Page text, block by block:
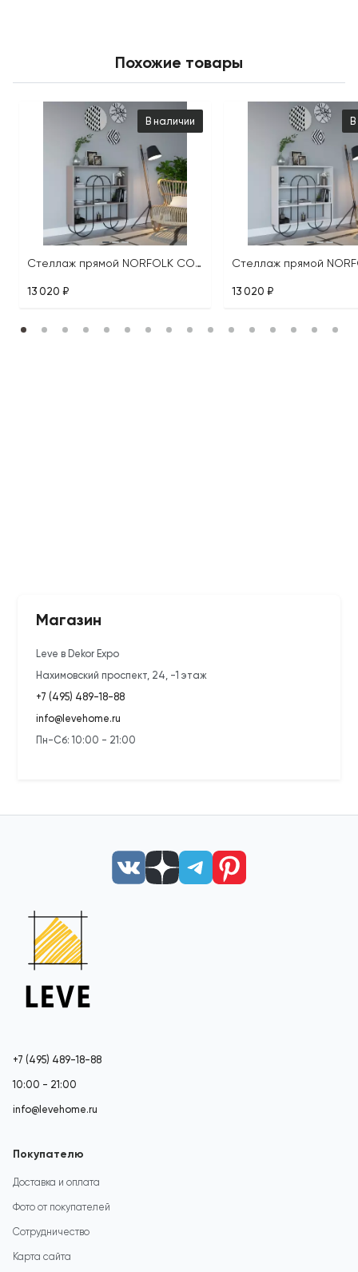
Похожие товары
В наличии
Стеллаж прямой NORFOLK CONSOLE
13 020 ₽ 13 020 ₽
Магазин
Leve в Dekor Expo
Нахимовский проспект, 24, -1 этаж
+7 (495) 489-18-88
info@levehome.ru
Пн-Сб: 10:00 - 21:00
+7 (495) 489-18-88
10:00 - 21:00
info@levehome.ru
Покупателю
Доставка и оплата
Фото от покупателей
Сотрудничество
Карта сайта